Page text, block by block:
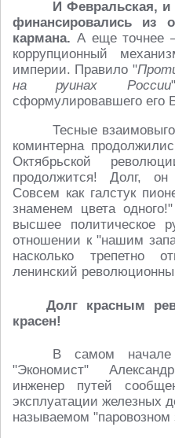
И Февральская,
финансировались из
кармана. А еще точнее
коррупционный
империи. Правило "
на руинах России
сформулировавшего его
Тесные
коминтерна
Октябрьской
продолжится! Долг,
Совсем как галстук
знаменем цвета
высшее политическое
отношении к "нашим
насколько трепетно
ленинский
Долг красным
красен!
В самом
"Экономист"
инженер путей
эксплуатации железных
называемом "паровозном